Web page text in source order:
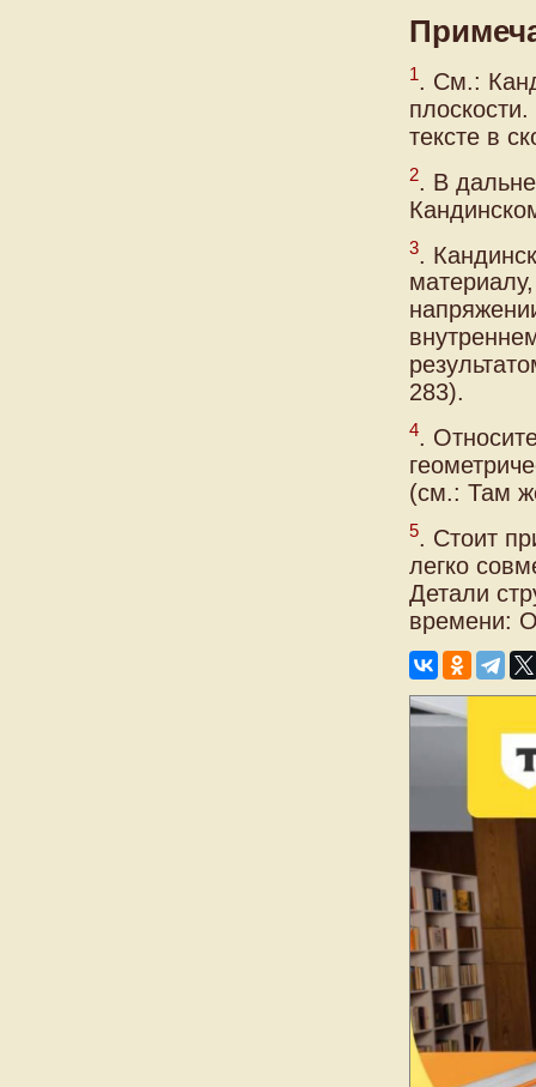
1. См.:
тексте в
2. В
3.
283).
4.
(см.: Там
5. Стоит
легко
Детали
времени: